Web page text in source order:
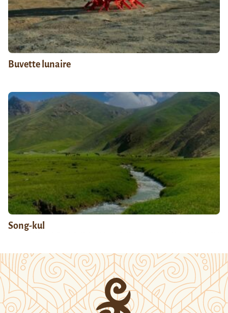
Buvette lunaire
Song-kul